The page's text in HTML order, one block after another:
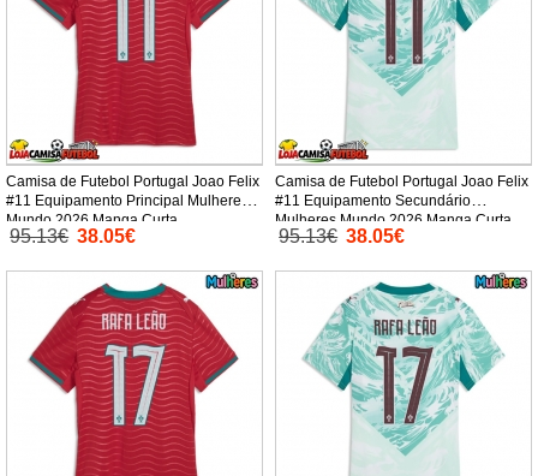
Camisa de Futebol Portugal Joao Felix
#11 Equipamento Principal Mulheres
Mundo 2026 Manga Curta
95.13€ 38.05€
Camisa de Futebol Portugal Joao Felix
#11 Equipamento Secundário
Mulheres Mundo 2026 Manga Curta
95.13€ 38.05€